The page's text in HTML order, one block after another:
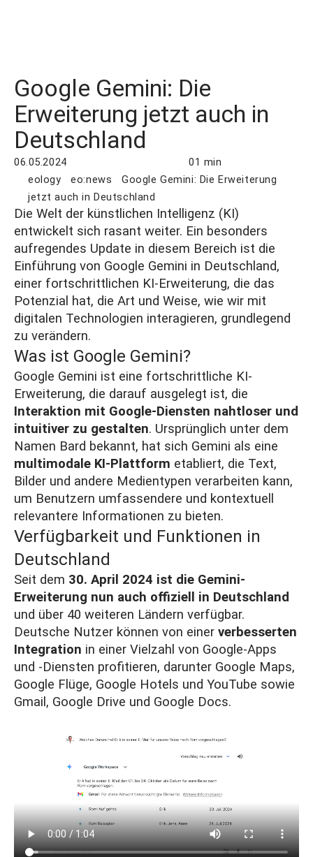
Google Gemini: Die
Erweiterung jetzt auch in
Deutschland
06.05.2024
01 min
eology
eo:news
Google Gemini: Die Erweiterung
jetzt auch in Deutschland
Die Welt der künstlichen Intelligenz (KI)
entwickelt sich rasant weiter. Ein besonders
aufregendes Update in diesem Bereich ist die
Einführung von Google Gemini in Deutschland,
einer fortschrittlichen KI-Erweiterung, die das
Potenzial hat, die Art und Weise, wie wir mit
digitalen Technologien interagieren, grundlegend
zu verändern.
Was ist Google Gemini?
Google Gemini ist eine fortschrittliche KI-
Erweiterung, die darauf ausgelegt ist, die
Interaktion mit Google-Diensten nahtloser und
intuitiver zu gestalten. Ursprünglich unter dem
Namen Bard bekannt, hat sich Gemini als eine
multimodale KI-Plattform etabliert, die Text,
Bilder und andere Medientypen verarbeiten kann,
um Benutzern umfassendere und kontextuell
relevantere Informationen zu bieten​.
Verfügbarkeit und Funktionen in
Deutschland
Seit dem 30. April 2024 ist die Gemini-
Erweiterung nun auch offiziell in Deutschland
und über 40 weiteren Ländern verfügbar​.
Deutsche Nutzer können von einer verbesserten
Integration in einer Vielzahl von Google-Apps
und -Diensten profitieren, darunter Google Maps,
Google Flüge, Google Hotels und YouTube sowie
Gmail, Google Drive und Google Docs​.